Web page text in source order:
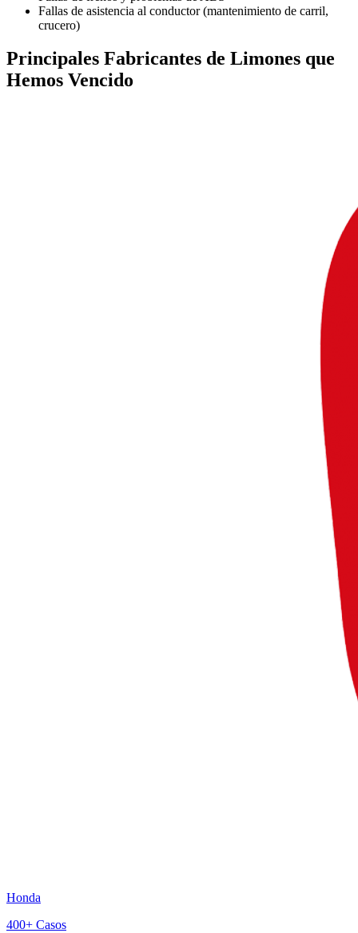
Fallas de asistencia al conductor (mantenimiento de carril,
crucero)
Principales Fabricantes de Limones que
Hemos Vencido
Honda
400+ Casos